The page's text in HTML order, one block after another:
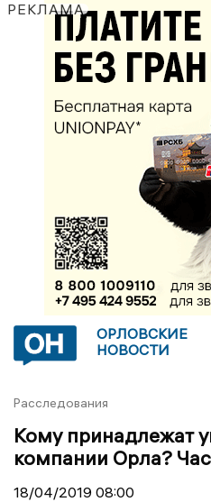
РЕКЛАМА
ОРЛОВСКИЕ
НОВОСТИ
Расследования
Кому принадлежат
компании Орла?
18/04/2019 08:00